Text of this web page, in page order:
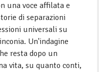
una voce affilata e
di separazioni
universali su
Un'indagine
resta dopo un
vita, su quanto conti,